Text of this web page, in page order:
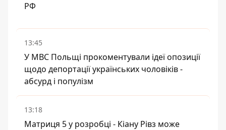
РФ
13:45
У МВС Польщі прокоментували ідеї опозиції
щодо депортації українських чоловіків -
абсурд і популізм
13:18
Матриця 5 у розробці - Кіану Рівз може